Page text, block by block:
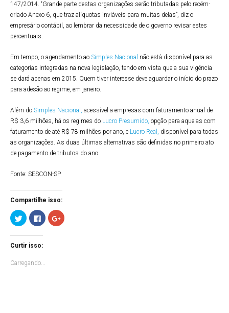
147/2014. “Grande parte destas organizações serão tributadas pelo recém-
criado Anexo 6, que traz alíquotas inviáveis para muitas delas”, diz o
empresário contábil, ao lembrar da necessidade de o governo revisar estes
percentuais.
Em tempo, o agendamento ao Simples Nacional não está disponível para as
categorias integradas na nova legislação, tendo em vista que a sua vigência
se dará apenas em 2015. Quem tiver interesse deve aguardar o início do prazo
para adesão ao regime, em janeiro.
Além do Simples Nacional, acessível a empresas com faturamento anual de
R$ 3,6 milhões, há os regimes do Lucro Presumido, opção para aquelas com
faturamento de até R$ 78 milhões por ano, e Lucro Real, disponível para todas
as organizações. As duas últimas alternativas são definidas no primeiro ato
de pagamento de tributos do ano.
Fonte: SESCON-SP
Compartilhe isso:
Clique
para
compartilhar
no
Twitter(abre
em
janela)
Clique
para
compartilhar
no
em
Compartilhe
no
Curtir isso:
Carregando...